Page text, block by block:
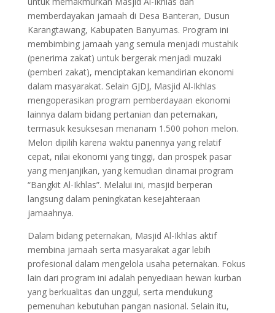
memberdayakan jamaah di Desa Banteran, Dusun
Karangtawang, Kabupaten Banyumas. Program ini
membimbing jamaah yang semula menjadi mustahik
(penerima zakat) untuk bergerak menjadi muzaki
(pemberi zakat), menciptakan kemandirian ekonomi
dalam masyarakat. Selain GJDJ, Masjid Al-Ikhlas
mengoperasikan program pemberdayaan ekonomi
lainnya dalam bidang pertanian dan peternakan,
termasuk kesuksesan menanam 1.500 pohon melon.
Melon dipilih karena waktu panennya yang relatif
cepat, nilai ekonomi yang tinggi, dan prospek pasar
yang menjanjikan, yang kemudian dinamai program
“Bangkit Al-Ikhlas”. Melalui ini, masjid berperan
langsung dalam peningkatan kesejahteraan
jamaahnya.
Dalam bidang peternakan, Masjid Al-Ikhlas aktif
membina jamaah serta masyarakat agar lebih
profesional dalam mengelola usaha peternakan. Fokus
lain dari program ini adalah penyediaan hewan kurban
yang berkualitas dan unggul, serta mendukung
pemenuhan kebutuhan pangan nasional. Selain itu,